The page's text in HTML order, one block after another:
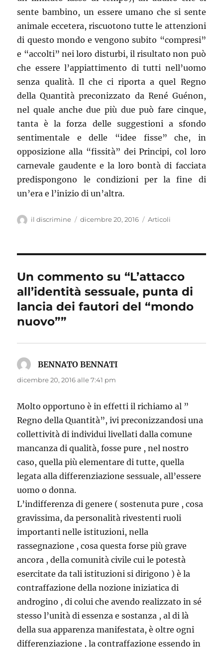
sente bambino, un essere umano che si sente
animale eccetera, riscuotono tutte le attenzioni
di questo mondo e vengono subito “compresi”
e “accolti” nei loro disturbi, il risultato non può
che essere l’appiattimento di tutti nell’uomo
senza qualità. Il che ci riporta a quel Regno
della Quantità preconizzato da René Guénon,
nel quale anche due più due può fare cinque,
tanta è la forza delle suggestioni a sfondo
sentimentale e delle “idee fisse” che, in
opposizione alla “fissità” dei Principi, col loro
carnevale gaudente e la loro bontà di facciata
predispongono le condizioni per la fine di
un’era e l’inizio di un’altra.
Autore
il discrimine
Pubblicato
dicembre 20, 2016 Categorie
Articoli
Un commento su “L’attacco
all’identità sessuale, punta di
lancia dei fautori del “mondo
nuovo””
BENNATO BENNATI
dicembre 20, 2016 alle 7:41 pm
Molto opportuno è in effetti il richiamo al ”
Regno della Quantità”, ivi preconizzandosi una
collettività di individui livellati dalla comune
mancanza di qualità, fosse pure , nel nostro
caso, quella più elementare di tutte, quella
legata alla differenziazione sessuale, all’essere
uomo o donna.
L’indifferenza di genere ( sostenuta pure , cosa
gravissima, da personalità rivestenti ruoli
importanti nelle istituzioni, nella
rassegnazione , cosa questa forse più grave
ancora , della comunità civile cui le potestà
esercitate da tali istituzioni si dirigono ) è la
contraffazione della nozione iniziatica di
androgino , di colui che avendo realizzato in sé
stesso l’unità di essenza e sostanza , al di là
della sua apparenza manifestata, è oltre ogni
differenziazione , la contraffazione essendo in